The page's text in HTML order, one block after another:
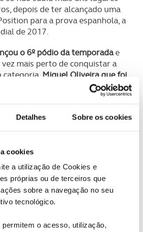
Detalhes Sobre os cookies
cookies
a utilização de Cookies e
próprias ou de terceiros que
sobre a navegação no seu
tecnológico.
o acesso, utilização,
depois de ter alcançado uma
para a prova espanhola, a
de 2017.
o 6º pódio da temporadae
mais perto de conquistar a
Miguel Oliveira que foi
, perdeu esta posição na
volta, quando Franco Morbidelli
viria a terminar na 2ª posição a
décimas de segundo de
classificou-se Thomas Luthi a
Brad Binder a 4,331.